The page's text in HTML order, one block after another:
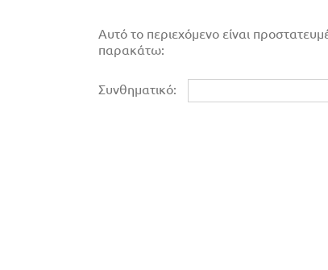
Αυτό το περιεχόμενο είναι
παρακάτω:
Συνθηματικό: